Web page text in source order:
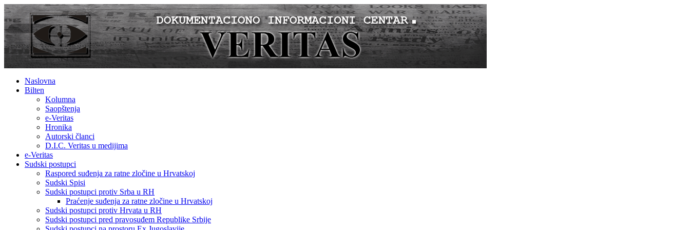
Naslovna
Bilten
Kolumna
Saopštenja
e-Veritas
Hronika
Autorski članci
D.I.C. Veritas u medijima
e-Veritas
Sudski postupci
Raspored suđenja za ratne zločine u Hrvatskoj
Sudski Spisi
Sudski postupci protiv Srba u RH
Praćenje suđenja za ratne zločine u Hrvatskoj
Sudski postupci protiv Hrvata u RH
Sudski postupci pred pravosuđem Republike Srbije